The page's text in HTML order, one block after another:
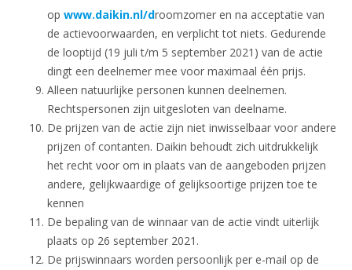
op www.daikin.nl/droomzomer en na acceptatie van
de actievoorwaarden, en verplicht tot niets. Gedurende
de looptijd (19 juli t/m 5 september 2021) van de actie
dingt een deelnemer mee voor maximaal één prijs.
Alleen natuurlijke personen kunnen deelnemen.
Rechtspersonen zijn uitgesloten van deelname.
De prijzen van de actie zijn niet inwisselbaar voor andere
prijzen of contanten. Daikin behoudt zich uitdrukkelijk
het recht voor om in plaats van de aangeboden prijzen
andere, gelijkwaardige of gelijksoortige prijzen toe te
kennen
De bepaling van de winnaar van de actie vindt uiterlijk
plaats op 26 september 2021.
De prijswinnaars worden persoonlijk per e-mail op de